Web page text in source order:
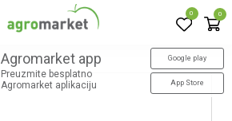
0 0
Agromarket app
Preuzmite besplatno
Agromarket aplikaciju
Google play
App Store